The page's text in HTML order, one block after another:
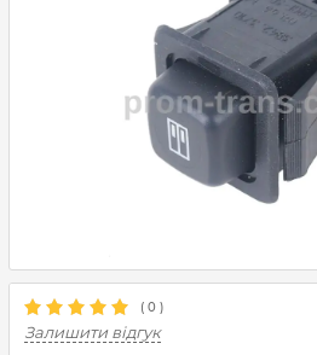
( 0 )
Залишити відгук